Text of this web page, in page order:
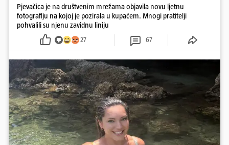
Pjevačica je na društvenim mrežama objavila novu ljetnu
fotografiju na kojoj je pozirala u kupaćem. Mnogi pratitelji
pohvalili su njenu zavidnu liniju
27 67